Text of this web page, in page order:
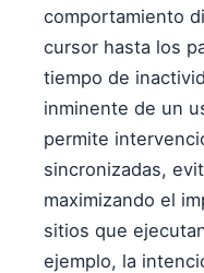
comportamiento
cursor hasta los
tiempo de
inminente de un
permite
sincronizadas,
maximizando el
sitios que
ejemplo, la